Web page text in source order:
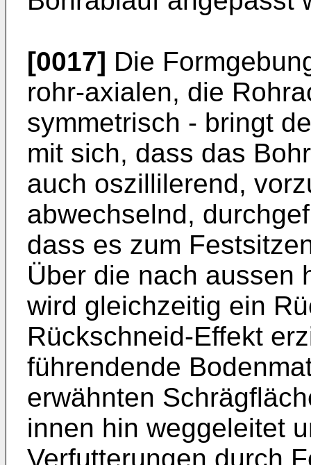
[0017] Die
rohr-axialen, die
symmetrisch - bringt
mit sich, dass das
auch oszillilerend,
abwechselnd,
dass es zum
Über die nach aussen
wird gleichzeitig ein
Rückschneid-Effekt
führendende
erwähnten
innen hin weggeleitet
Verfutterungen durch